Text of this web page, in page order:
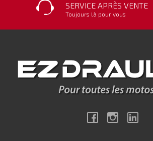
SERVICE APRÈS VENTE
Toujours là pour vous
FacebookInstagram